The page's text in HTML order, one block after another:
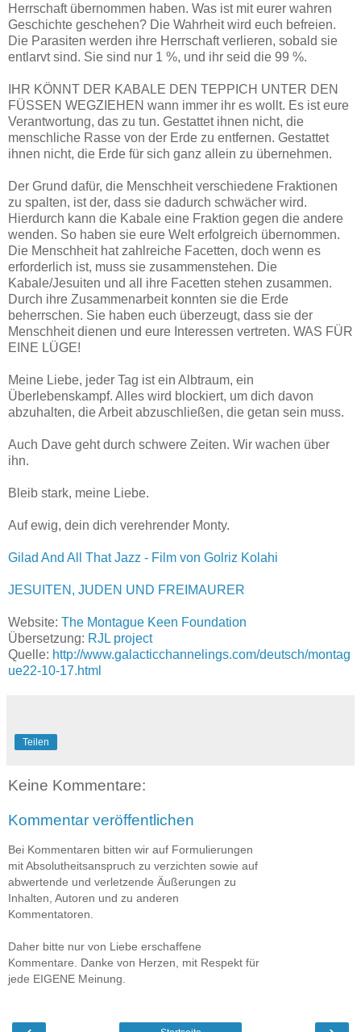
Herrschaft übernommen haben. Was ist mit eurer wahren
Geschichte geschehen? Die Wahrheit wird euch befreien.
Die Parasiten werden ihre Herrschaft verlieren, sobald sie
entlarvt sind. Sie sind nur 1 %, und ihr seid die 99 %.
IHR KÖNNT DER KABALE DEN TEPPICH UNTER DEN
FÜSSEN WEGZIEHEN wann immer ihr es wollt. Es ist eure
Verantwortung, das zu tun. Gestattet ihnen nicht, die
menschliche Rasse von der Erde zu entfernen. Gestattet
ihnen nicht, die Erde für sich ganz allein zu übernehmen.
Der Grund dafür, die Menschheit verschiedene Fraktionen
zu spalten, ist der, dass sie dadurch schwächer wird.
Hierdurch kann die Kabale eine Fraktion gegen die andere
wenden. So haben sie eure Welt erfolgreich übernommen.
Die Menschheit hat zahlreiche Facetten, doch wenn es
erforderlich ist, muss sie zusammenstehen. Die
Kabale/Jesuiten und all ihre Facetten stehen zusammen.
Durch ihre Zusammenarbeit konnten sie die Erde
beherrschen. Sie haben euch überzeugt, dass sie der
Menschheit dienen und eure Interessen vertreten. WAS FÜR
EINE LÜGE!
Meine Liebe, jeder Tag ist ein Albtraum, ein
Überlebenskampf. Alles wird blockiert, um dich davon
abzuhalten, die Arbeit abzuschließen, die getan sein muss.
Auch Dave geht durch schwere Zeiten. Wir wachen über
ihn.
Bleib stark, meine Liebe.
Auf ewig, dein dich verehrender Monty.
Gilad And All That Jazz - Film von Golriz Kolahi
JESUITEN, JUDEN UND FREIMAURER
Website: The Montague Keen Foundation
Übersetzung: RJL project
Quelle: http://www.galacticchannelings.com/deutsch/montag
ue22-10-17.html
Teilen
Keine Kommentare:
Kommentar veröffentlichen
Bei Kommentaren bitten wir auf Formulierungen
mit Absolutheitsanspruch zu verzichten sowie auf
abwertende und verletzende Äußerungen zu
Inhalten, Autoren und zu anderen
Kommentatoren.
Daher bitte nur von Liebe erschaffene
Kommentare. Danke von Herzen, mit Respekt für
jede EIGENE Meinung.